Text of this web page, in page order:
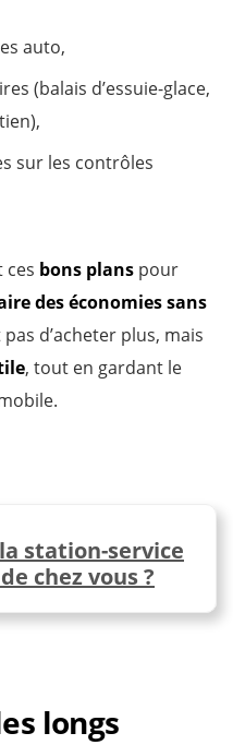
auto,
(balais d’essuie-glace,
sur les contrôles
ces bons plans pour
des économies sans
pas d’acheter plus, mais
, tout en gardant le
station-service
chez vous ?
longs